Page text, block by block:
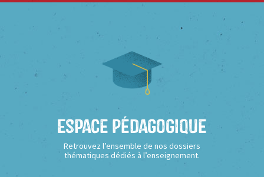
Espace Pédagogique
Retrouvez l’ensemble de nos dossiers
thématiques dédiés à l’enseignement.